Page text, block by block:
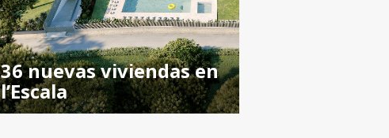
36 nuevas viviendas en
l’Escala